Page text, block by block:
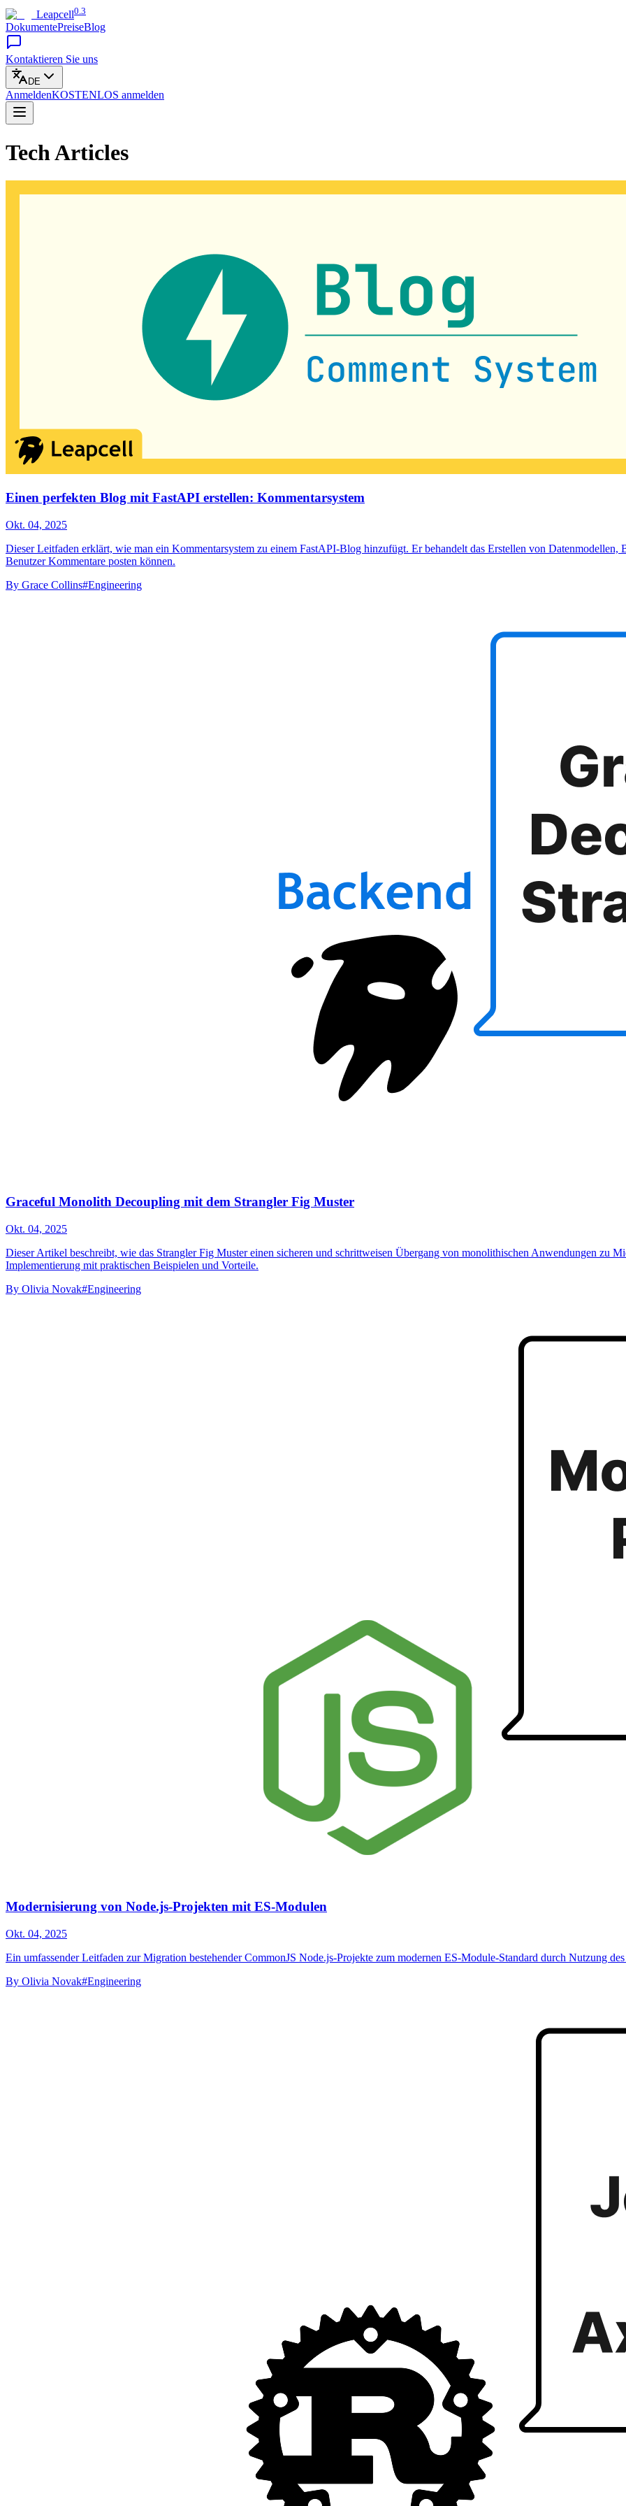
Leapcell0.3
DokumentePreiseBlog
Kontaktieren Sie uns
DE
AnmeldenKOSTENLOS anmelden
Tech Articles
Einen perfekten Blog mit FastAPI erstellen: Kommentarsystem
Okt. 04, 2025
Dieser Leitfaden erklärt, wie man ein Kommentarsystem zu einem FastAPI-Blog hinzufügt. Er behandelt das Erstellen von
Benutzer Kommentare posten können.
By Grace Collins#Engineering
Graceful Monolith Decoupling mit dem Strangler Fig Muster
Okt. 04, 2025
Dieser Artikel beschreibt, wie das Strangler Fig Muster einen sicheren und schrittweisen Übergang von monolithischen Anwendungen zu
Implementierung mit praktischen Beispielen und Vorteile.
By Olivia Novak#Engineering
Modernisierung von Node.js-Projekten mit ES-Modulen
Okt. 04, 2025
Ein umfassender Leitfaden zur Migration bestehender CommonJS Node.js-Projekte zum modernen ES-Module-Standard durch Nutzung
By Olivia Novak#Engineering